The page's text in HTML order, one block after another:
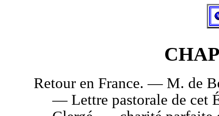
Retouren France. — M. de
— Lettre pastorale de cet